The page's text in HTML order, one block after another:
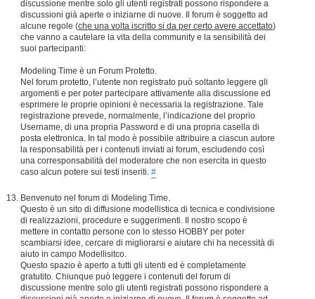
discussione mentre solo gli utenti registrati possono rispondere a
discussioni già aperte o iniziarne di nuove. Il forum è soggetto ad
alcune regole (che una volta iscritto si da per certo avere accettato)
che vanno a cautelare la vita della community e la sensibilità dei
suoi partecipanti:
Modeling Time è un Forum Protetto.
Nel forum protetto, l’utente non registrato può soltanto leggere gli
argomenti e per poter partecipare attivamente alla discussione ed
esprimere le proprie opinioni è necessaria la registrazione. Tale
registrazione prevede, normalmente, l’indicazione del proprio
Username, di una propria Password e di una propria casella di
posta elettronica. In tal modo è possibile attribuire a ciascun autore
la responsabilità per i contenuti inviati ai forum, escludendo così
una corresponsabilità del moderatore che non esercita in questo
caso alcun potere sui testi inseriti. #
Benvenuto nel forum di Modeling Time.
Questo è un sito di diffusione modellistica di tecnica e condivisione
di realizzazioni, procedure e suggerimenti. Il nostro scopo è
mettere in contatto persone con lo stesso HOBBY per poter
scambiarsi idee, cercare di migliorarsi e aiutare chi ha necessità di
aiuto in campo Modellisitco.
Questo spazio è aperto a tutti gli utenti ed è completamente
gratutito. Chiunque può leggere i contenuti del forum di
discussione mentre solo gli utenti registrati possono rispondere a